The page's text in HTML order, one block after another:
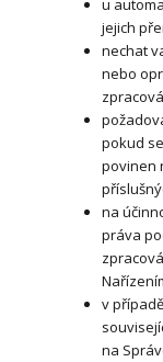
u
jejich
nechat
nebo
pokud
povinen
na
práva
v
na